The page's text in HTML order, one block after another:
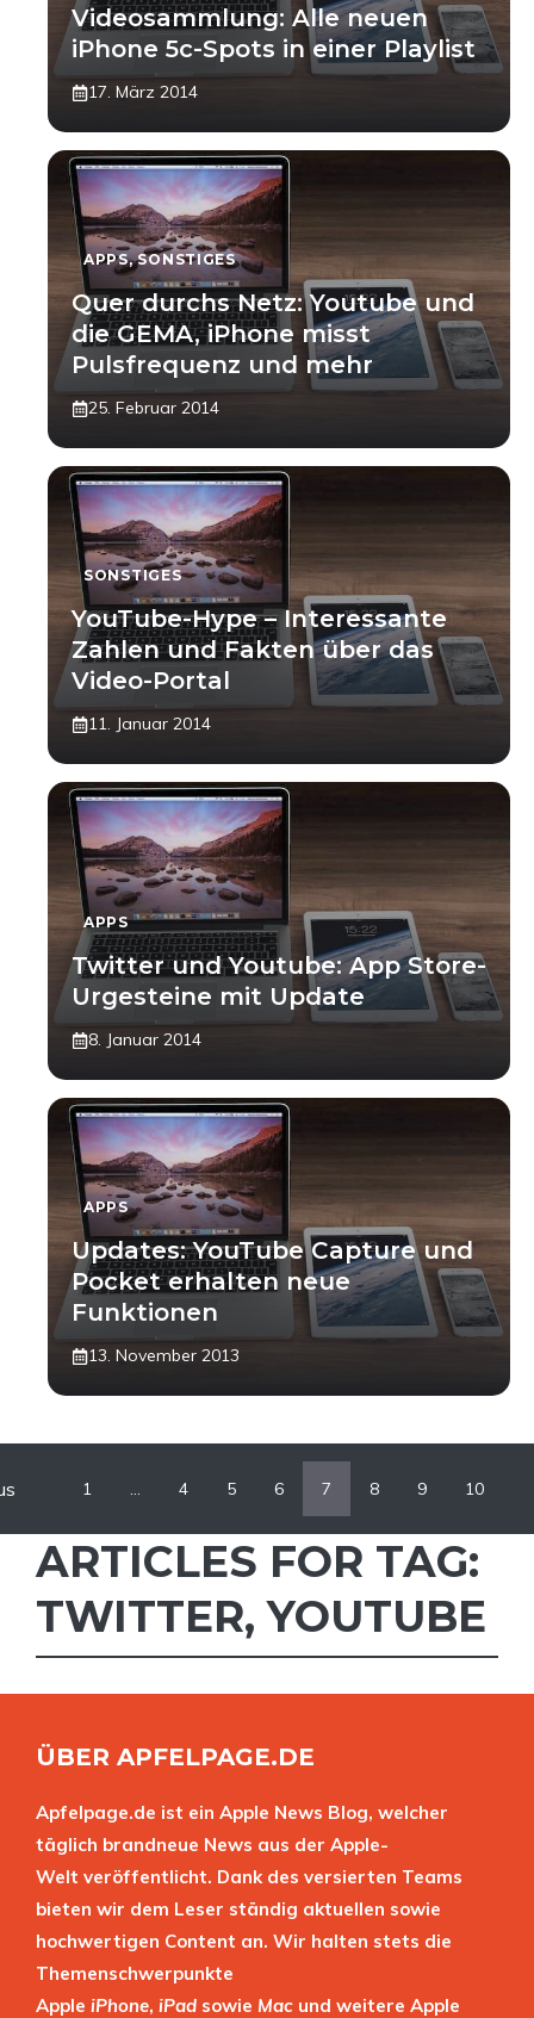
Videosammlung: Alle neuen
iPhone 5c-Spots in einer Playlist
17. März 2014
APPS,SONSTIGES
Quer durchs Netz: Youtube und
die GEMA, iPhone misst
Pulsfrequenz und mehr
25. Februar 2014
SONSTIGES
YouTube-Hype – Interessante
Zahlen und Fakten über das
Video-Portal
11. Januar 2014
APPS
Twitter und Youtube: App Store-
Urgesteine mit Update
8. Januar 2014
APPS
Updates: YouTube Capture und
Pocket erhalten neue
Funktionen
13. November 2013
1 … 4 5 6 7 8 9 10
ARTICLES FOR TAG:
TWITTER,YOUTUBE
ÜBER APFELPAGE.DE
Apfelpage.de ist ein Apple News Blog, welcher
täglich brandneue News aus der Apple-
Welt veröffentlicht. Dank des versierten Teams
bieten wir dem Leser ständig aktuellen sowie
hochwertigen Content an. Wir halten stets die
Themenschwerpunkte
Apple iPhone, iPad sowie Mac und weitere Apple